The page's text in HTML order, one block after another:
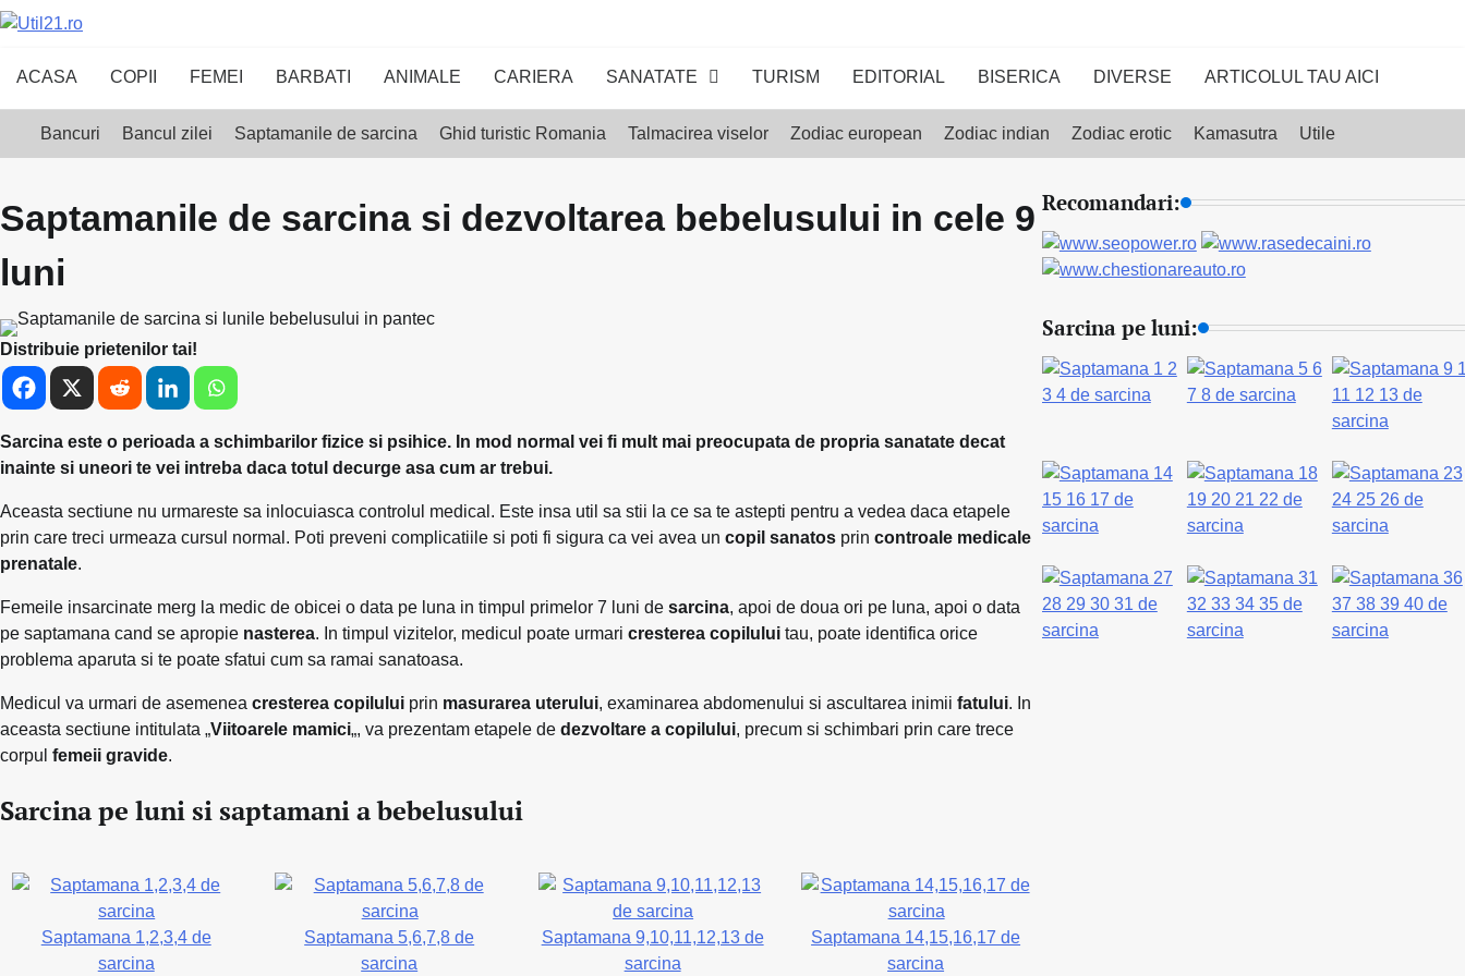
Skip
ACASA COPII FEMEI BARBATI ANIMALE CARIERA SANATATE TURISM EDITORIAL BISERICA DIVERSE ARTICOLUL TAU AICI
Bancuri Bancul zilei Saptamanile de sarcina Ghid turistic Romania Talmacirea viselor Zodiac european Zodiac indian Zodiac erotic Kamasutra Utile
Saptamanile de sarcina si dezvoltarea bebelusului in cele 9
luni
Distribuie prietenilor tai!
Sarcina este o perioada a schimbarilor fizice si psihice. In mod normal vei fi mult mai preocupata de propria sanatate decat
inainte si uneori te vei intreba daca totul decurge asa cum ar trebui.
Aceasta sectiune nu urmareste sa inlocuiasca controlul medical. Este insa util sa stii la ce sa te astepti pentru a vedea daca etapele
prin care treci urmeaza cursul normal. Poti preveni complicatiile si poti fi sigura ca vei avea un copil sanatos prin controale medicale
prenatale.
Femeile insarcinate merg la medic de obicei o data pe luna in timpul primelor 7 luni de sarcina, apoi de doua ori pe luna, apoi o data
pe saptamana cand se apropie nasterea. In timpul vizitelor, medicul poate urmari cresterea copilului tau, poate identifica orice
problema aparuta si te poate sfatui cum sa ramai sanatoasa.
Medicul va urmari de asemenea cresterea copilului prin masurarea uterului, examinarea abdomenului si ascultarea inimii fatului. In
aceasta sectiune intitulata „Viitoarele mamici„, va prezentam etapele de dezvoltare a copilului, precum si schimbari prin care trece
corpul femeii gravide.
Sarcina pe luni si saptamani a bebelusului
Saptamana 1,2,3,4 de
sarcina
Saptamana 5,6,7,8 de
sarcina
Saptamana 9,10,11,12,13 de
sarcina
Saptamana 14,15,16,17 de
sarcina
Recomandari:
Sarcina pe luni: